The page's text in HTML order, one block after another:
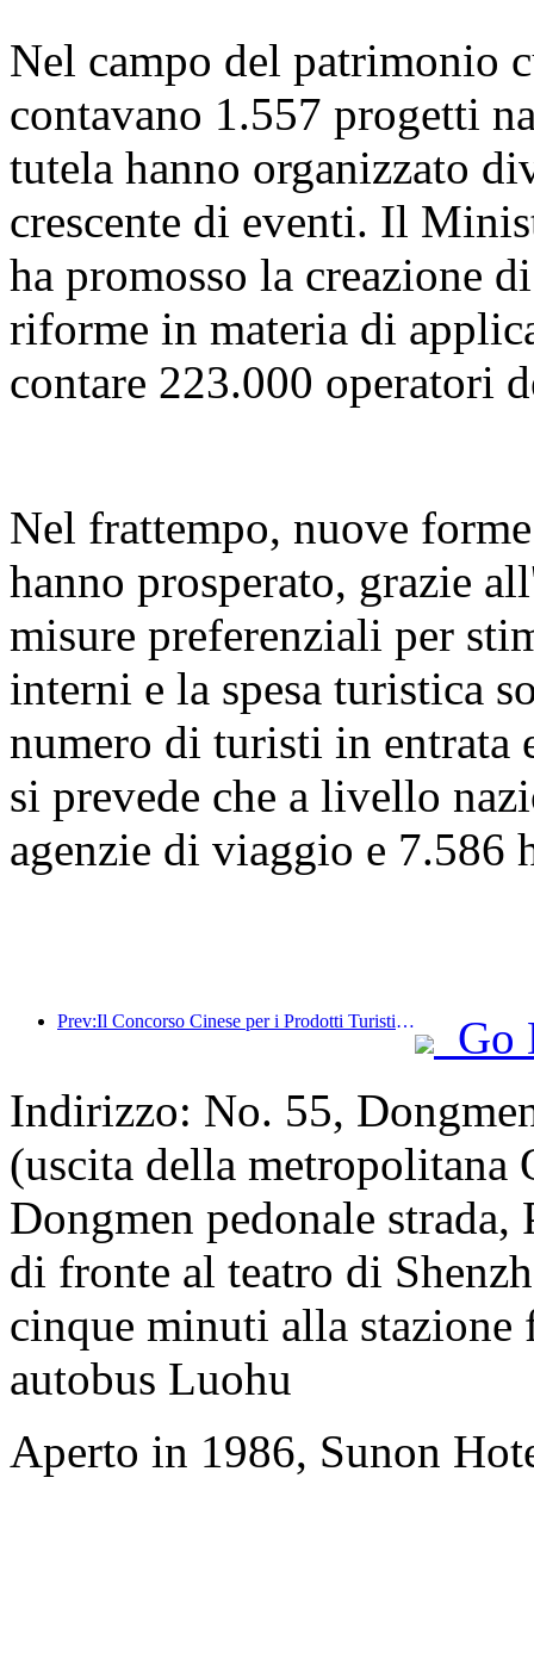
Nel campo del patrimonio
contavano 1.557 progetti
tutela hanno organizzato
crescente di eventi. Il
ha promosso la creazione
riforme in materia di
contare 223.000 operatori
Nel frattempo, nuove
hanno prosperato, grazie
misure preferenziali per
interni e la spesa turistica
numero di turisti in entrata
si prevede che a livello
agenzie di viaggio e 7.586
Prev:Il Concorso Cinese per i Prodotti Turistici si è svolto con successo a Xiangtan, nello Hunan.
Go
Indirizzo: No. 55,
(uscita della metropolitana
Dongmen pedonale
di fronte al teatro di
cinque minuti alla
autobus Luohu
Aperto in 1986, Sunon